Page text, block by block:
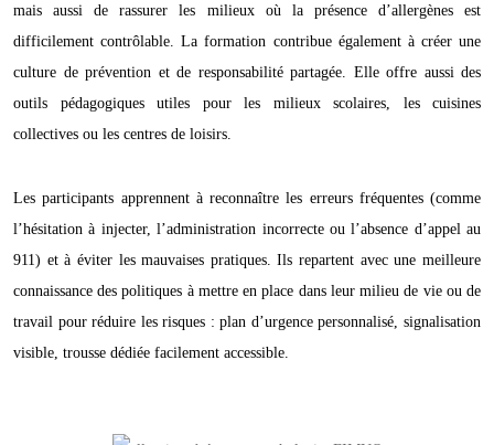
mais aussi de rassurer les milieux où la présence d’allergènes est
difficilement contrôlable. La formation contribue également à créer une
culture de prévention et de responsabilité partagée. Elle offre aussi des
outils pédagogiques utiles pour les milieux scolaires, les cuisines
collectives ou les centres de loisirs.
Les participants apprennent à reconnaître les erreurs fréquentes (comme
l’hésitation à injecter, l’administration incorrecte ou l’absence d’appel au
911) et à éviter les mauvaises pratiques. Ils repartent avec une meilleure
connaissance des politiques à mettre en place dans leur milieu de vie ou de
travail pour réduire les risques : plan d’urgence personnalisé, signalisation
visible, trousse dédiée facilement accessible.